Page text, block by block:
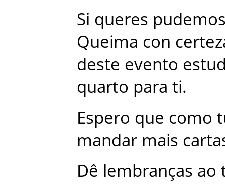
Si queres
Queima con
deste evento
quarto para ti.
Espero que como
mandar mais
Dê lembranças ao